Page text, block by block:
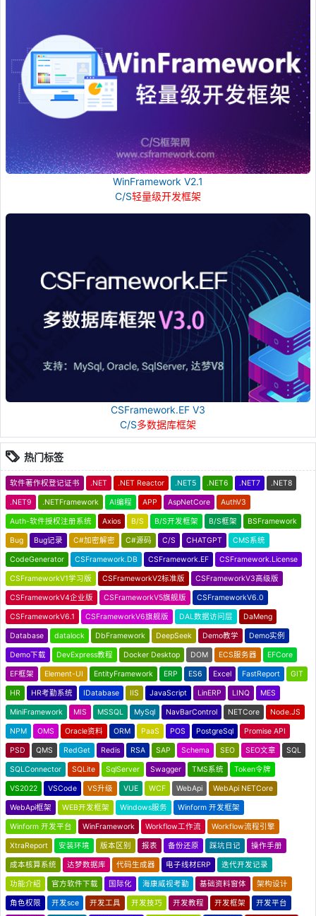
WinFramework V2.1
C/S轻量级开发框架
CSFramework.EF V3
C/S多数据库框架
热门标签
软件著作权登记证书 .NET .NET Reactor .NET5 .NET6 .NET7 .NET8
.NET9 .NETFramework AI编程 APP AspNetCore AuthV3
Auth-软件授权注册系统 Axios B/S B/S开发框架 B/S框架 BSFramework
Bug Bug记录 C#加密解密 C#源码 C/S CHATGPT CMS系统
CodeGenerator CSFramework.DB CSFramework.EF CSFramework.License
CSFrameworkV1学习版 CSFrameworkV2标准版 CSFrameworkV3高级版
CSFrameworkV4企业版 CSFrameworkV5旗舰版 CSFrameworkV6.0
CSFrameworkV6.1 CSFrameworkV6旗舰版 DAL数据访问层 DaMeng
Database datalock DbFramework DeepSeek Demo教学 Demo实例
Demo下载 DevExpress教程 Docker Desktop DOM ECS服务器 EFCore
EF框架 Element-UI EntityFramework ERP ES6 Excel FastReport GIT
HR HR考勤系统 IDatabase IIS JavaScript LinERP LINQ MES
MiniFramework MIS MSSQL MySql NavBarControl NETCore Node.JS
NPM OMS Oracle资料 ORM PaaS POS PostgreSql Promise API
PSD QMS RedGet Redis RSA SAP Schema SEO SEO文章 SQL
SQLConnector SQLite SqlServer Swagger TMS系统 Token令牌
VS2022 VSCode VS升级 VUE WCF WebApi WebApi NETCore
WebApi框架 WEB开发框架 Windows服务 Winform 开发框架
Winform 开发平台 WinFramework Workflow工作流 Workflow流程引擎
XtraReport 安装环境 版本区别 报表 备份还原 踩坑日记 操作手册
成本核算系统 达梦数据库 代码生成器 电子线材ERP 迭代开发记录
功能介绍 官方软件下载 国际化 海康威视考勤 基础资料窗体 架构设计
角色权限 开发sce 开发工具 开发技巧 开发教程 开发框架 开发平台